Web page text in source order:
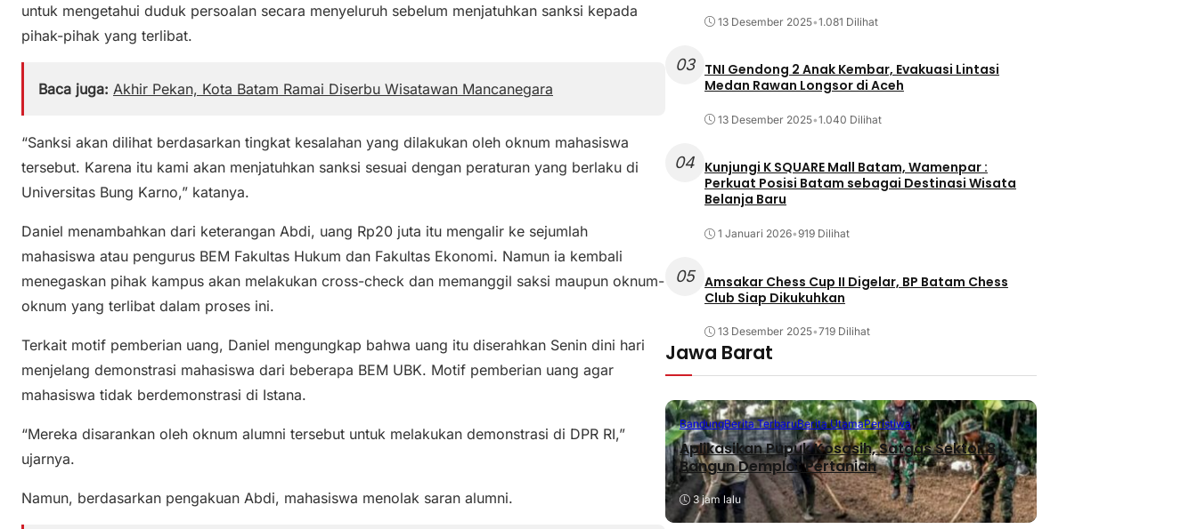
untuk mengetahui duduk persoalan secara menyeluruh sebelum menjatuhkan sanksi kepada
pihak-pihak yang terlibat.
Baca juga: Akhir Pekan, Kota Batam Ramai Diserbu Wisatawan Mancanegara
“Sanksi akan dilihat berdasarkan tingkat kesalahan yang dilakukan oleh oknum mahasiswa
tersebut. Karena itu kami akan menjatuhkan sanksi sesuai dengan peraturan yang berlaku di
Universitas Bung Karno,” katanya.
Daniel menambahkan dari keterangan Abdi, uang Rp20 juta itu mengalir ke sejumlah
mahasiswa atau pengurus BEM Fakultas Hukum dan Fakultas Ekonomi. Namun ia kembali
menegaskan pihak kampus akan melakukan cross-check dan memanggil saksi maupun oknum-
oknum yang terlibat dalam proses ini.
Terkait motif pemberian uang, Daniel mengungkap bahwa uang itu diserahkan Senin dini hari
menjelang demonstrasi mahasiswa dari beberapa BEM UBK. Motif pemberian uang agar
mahasiswa tidak berdemonstrasi di Istana.
“Mereka disarankan oleh oknum alumni tersebut untuk melakukan demonstrasi di DPR RI,”
ujarnya.
Namun, berdasarkan pengakuan Abdi, mahasiswa menolak saran alumni.
13 Desember 2025•1.081 Dilihat
03
TNI Gendong 2 Anak Kembar, Evakuasi Lintasi
Medan Rawan Longsor di Aceh
13 Desember 2025•1.040 Dilihat
04 Kunjungi K SQUARE Mall Batam, Wamenpar :
Perkuat Posisi Batam sebagai Destinasi Wisata
Belanja Baru
1 Januari 2026•919 Dilihat
05 Amsakar Chess Cup II Digelar, BP Batam Chess
Club Siap Dikukuhkan
13 Desember 2025•719 Dilihat
Jawa Barat
BandungBerita TerbaruBerita UtamaPeristiwa
Aplikasikan Pupuk Kosasih, Satgas Sektor 8
Bangun Demplot Pertanian
3 jam lalu